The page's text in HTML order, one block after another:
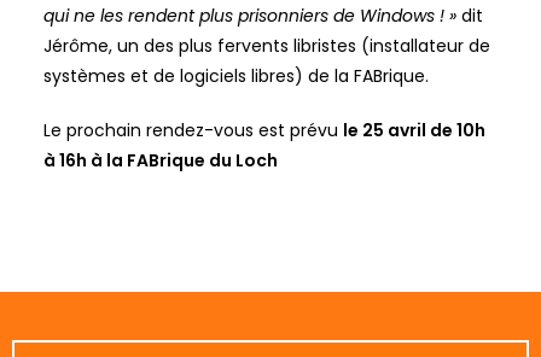
qui ne les rendent plus prisonniers de Windows ! » dit
Jérôme, un des plus fervents libristes (installateur de
systèmes et de logiciels libres) de la FABrique.
Le prochain rendez-vous est prévu le 25 avril de 10h
à 16h à la FABrique du Loch